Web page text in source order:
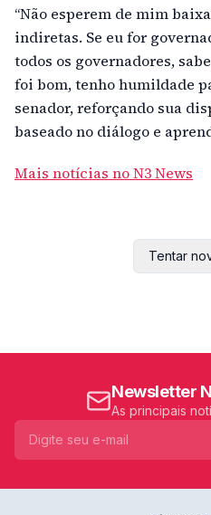
“Não esperem de mim
indiretas. Se eu for
todos os governadores,
foi bom, tenho humildade
senador, reforçando sua
baseado no diálogo e
Mais notícias no N3 News
Tentar
Newsletter
As principais